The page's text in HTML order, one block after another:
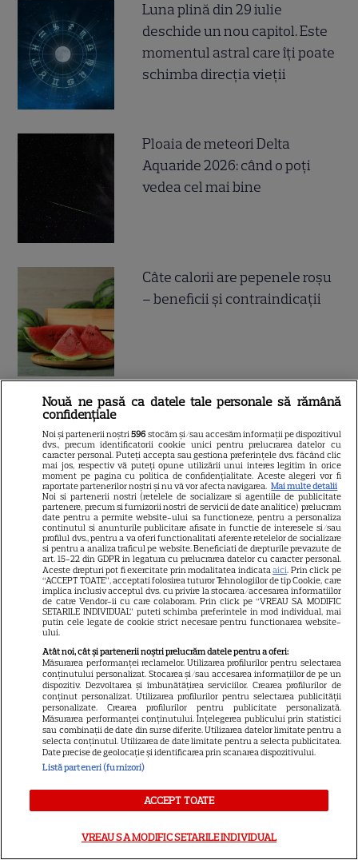
Luna plină din 29 iulie
deschide un nou capitol. Este
momentul astral care îți poate
schimba direcția vieții
Ploaia de meteori Delta
Aquaride 2026: când o poți
vedea cel mai bine
Câte calorii are pepenele roșu
– beneficii și contraindicații
ALTE ARTICOLE
INTERESANTE
3
VEDETE STRĂINE
Marvel are un nou Black
Panther. David Jonsson preia
moștenirea lui Chadwick
Boseman
7
VEDETE STRĂINE
Ryan Gosling este noul Ghost
Rider din Universul Marvel.
Anunțul făcut la Comic-Con i-
a entuziasmat pe fani
DISNEY PLUS
„Diavolul se îmbracă de la
Nouă ne pasă ca datele tale personale să rămână
confidențiale
Noi și partenerii noștri596 stocăm și/sau accesăm informații pe dispozitivul
dvs., precum identificatorii cookie unici pentru prelucrarea datelor cu
caracter personal. Puteți accepta sau gestiona preferințele dvs. făcând clic
mai jos, respectiv vă puteți opune utilizării unui interes legitim în orice
moment pe pagina cu politica de confidențialitate. Aceste alegeri vor fi
raportate partenerilor noștri și nu vă vor afecta navigarea. Mai multe detalii
Noi si partenerii nostri (retelele de socializare si agentiile de publicitate
partenere, precum si furnizorii nostri de servicii de date analitice) prelucram
date pentru a permite website-ului sa functioneze, pentru a personaliza
continutul si anunturile publicitare afisate in functie de interesele si/sau
profilul dvs., pentru a va oferi functionalitati aferente retelelor de socializare
si pentru a analiza traficul pe website. Beneficiati de drepturile prevazute de
art. 15-22 din GDPR in legatura cu prelucrarea datelor cu caracter personal.
Aceste drepturi pot fi exercitate prin modalitatea indicataaici. Prin click pe
“ACCEPT TOATE”, acceptati folosirea tuturor Tehnologiilor de tip Cookie, care
implica inclusiv acceptul dvs. cu privire la stocarea/accesarea informatiilor
de catre Vendor-ii cu care colaboram. Prin click pe “VREAU SA MODIFIC
SETARILE INDIVIDUAL” puteti schimba preferintele in mod individual, mai
putin cele legate de cookie strict necesare pentru functionarea website-
ului.
Atât noi, cât și partenerii noștri prelucrăm datele pentru a oferi:
Măsurarea performanței reclamelor. Utilizarea profilurilor pentru selectarea
conținutului personalizat. Stocarea și/sau accesarea informațiilor de pe un
dispozitiv. Dezvoltarea și îmbunătățirea serviciilor. Crearea profilurilor de
conținut personalizat. Utilizarea profilurilor pentru selectarea publicității
personalizate. Crearea profilurilor pentru publicitate personalizată.
Măsurarea performanței conținutului. Înțelegerea publicului prin statistici
sau combinații de date din surse diferite. Utilizarea datelor limitate pentru a
selecta conținutul. Utilizarea de date limitate pentru a selecta publicitatea.
Date precise de geolocație și identificarea prin scanarea dispozitivului.
Listă parteneri (furnizori)
ACCEPT TOATE
VREAU SA MODIFIC SETARILE INDIVIDUAL